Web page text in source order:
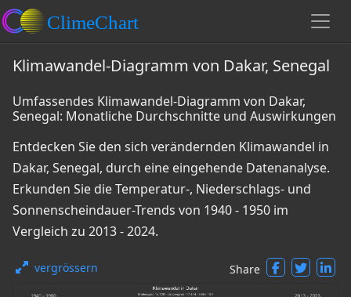
Klimawandel-Diagramm von Dakar, Senegal
Umfassendes Klimawandel-Diagramm von Dakar,
Senegal: Monatliche Durchschnitte und Auswirkungen
Entdecken Sie den sich verändernden Klimawandel in
Dakar, Senegal, durch eine eingehende Datenanalyse.
Erkunden Sie die Temperatur-, Niederschlags- und
Sonnenscheindauer-Trends von 1940 - 1950 im
Vergleich zu 2013 - 2024.
vergrössern Share